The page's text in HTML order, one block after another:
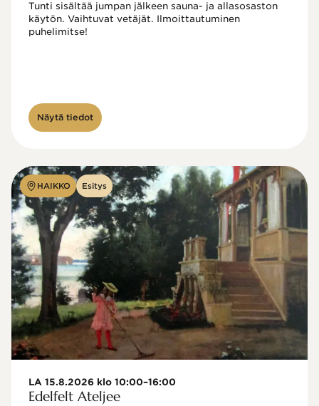
Tunti sisältää jumpan jälkeen sauna- ja allasosaston
käytön. Vaihtuvat vetäjät. Ilmoittautuminen
puhelimitse!
Näytä tiedot
HAIKKO Esitys
LA 15.8.2026 klo 10:00–16:00
Edelfelt Ateljee